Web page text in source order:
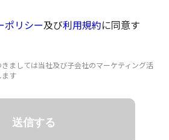
ポリシー及び利用規約に同意す
ましては当社及び子会社のマーケティング活
ます
送信する